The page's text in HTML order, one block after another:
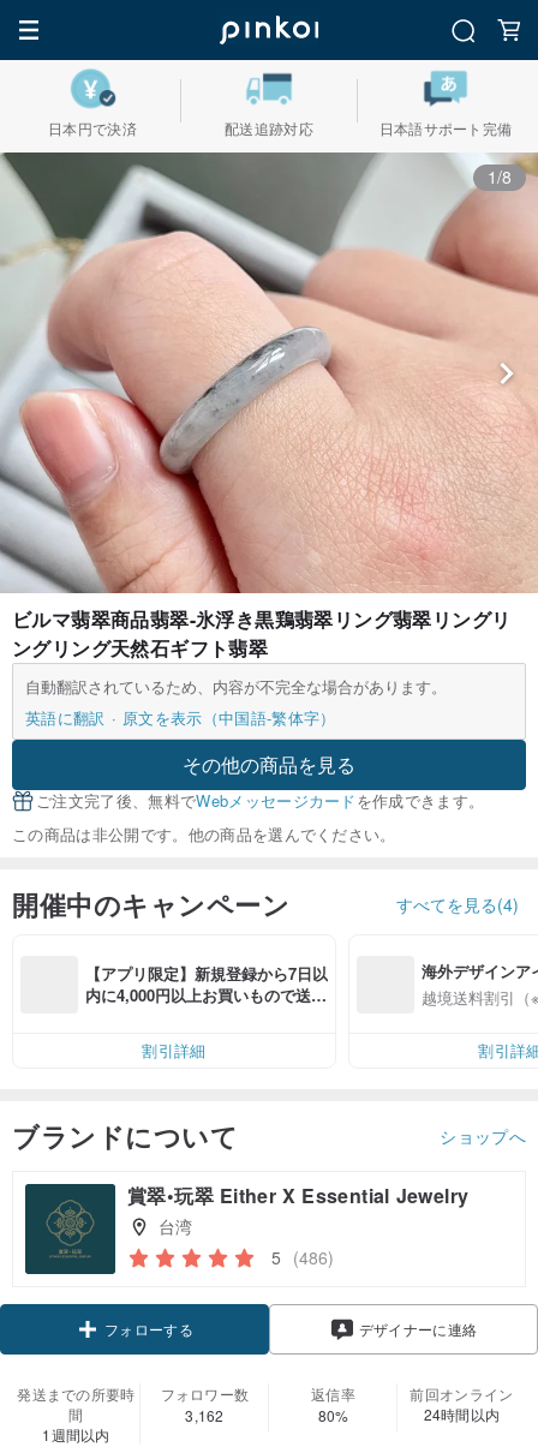
日本円で決済 配送追跡対応 日本語サポート完備
1/8
ビルマ翡翠商品翡翠-氷浮き黒鶏翡翠リング翡翠リングリ
ングリング天然石ギフト翡翠
自動翻訳されているため、内容が不完全な場合があります。
英語に翻訳
原文を表示（中国語-繁体字）
その他の商品を見る
ご注文完了後、無料でWebメッセージカードを作成できます。
この商品は非公開です。他の商品を選んでください。
開催中のキャンペーン すべてを見る(4)
【アプリ限定】新規登録から7日以
内に4,000円以上お買いもので送料
割引詳細
海外デザインア
入
越境送料割引（
割引詳
ブランドについて ショップへ
賞翠•玩翠 Either X Essential Jewelry
台湾
5 (486)
デザイナーに連絡
発送までの所要時
間
1週間以内
フォロワー数
3,162
返信率
80%
前回オンライン
24時間以内